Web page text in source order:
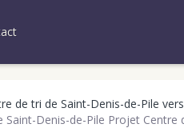
de tri de Saint-Denis-de-Pile
Denis-de-Pile Projet Centre